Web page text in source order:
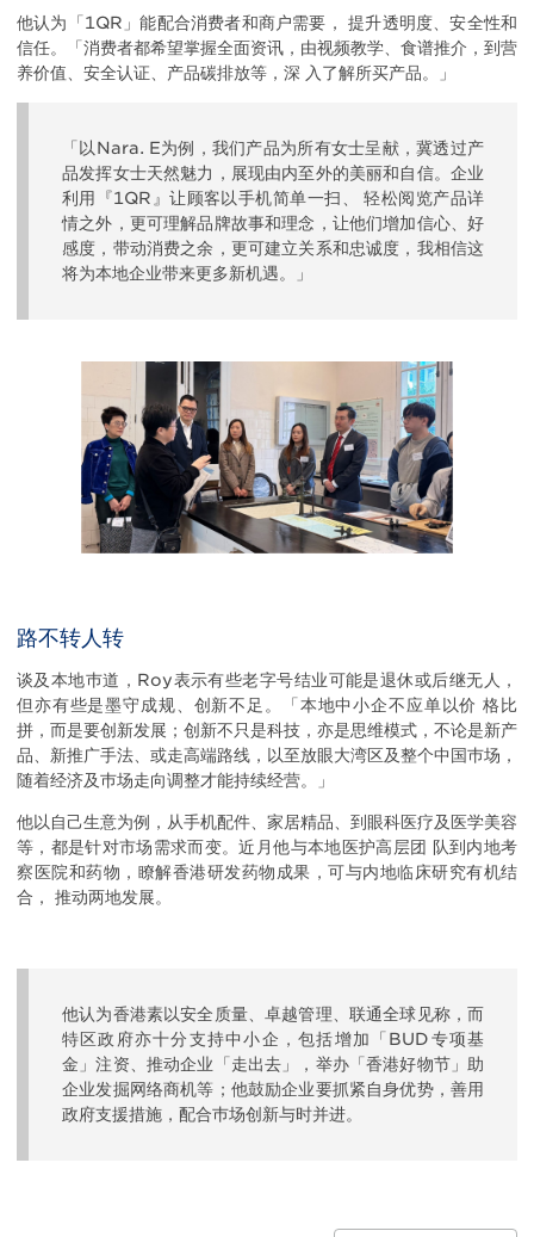
他认为「1QR」能配合消费者和商户需要， 提升透明度、安全性和
信任。「消费者都希望掌握全面资讯，由视频教学、食谱推介，到营
养价值、安全认证、产品碳排放等，深 入了解所买产品。」
「以Nara. E为例，我们产品为所有女士呈献，冀透过产
品发挥女士天然魅力，展现由内至外的美丽和自信。企业
利用『1QR』让顾客以手机简单一扫、 轻松阅览产品详
情之外，更可理解品牌故事和理念，让他们增加信心、好
感度，带动消费之余，更可建立关系和忠诚度，我相信这
将为本地企业带来更多新机遇。」
路不转人转
谈及本地巿道，Roy表示有些老字号结业可能是退休或后继无人，
但亦有些是墨守成规、创新不足。「本地中小企不应单以价 格比
拼，而是要创新发展；创新不只是科技，亦是思维模式，不论是新产
品、新推广手法、或走高端路线，以至放眼大湾区及整个中国巿场，
随着经济及巿场走向调整才能持续经营。」
他以自己生意为例，从手机配件、家居精品、到眼科医疗及医学美容
等，都是针对市场需求而变。近月他与本地医护高层团 队到内地考
察医院和药物，瞭解香港研发药物成果，可与内地临床研究有机结
合， 推动两地发展。
他认为香港素以安全质量、卓越管理、联通全球见称，而
特区政府亦十分支持中小企，包括增加「BUD专项基
金」注资、推动企业「走出去」，举办「香港好物节」助
企业发掘网络商机等；他鼓励企业要抓紧自身优势，善用
政府支援措施，配合巿场创新与时并进。